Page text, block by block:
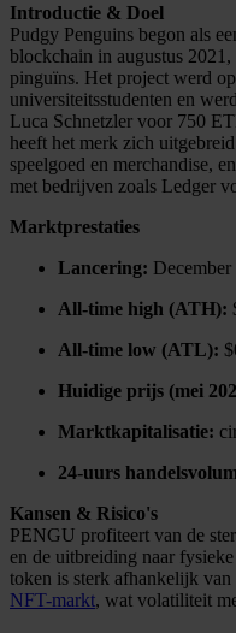
Introductie & Doel
Pudgy Penguins begon als
blockchain in augustus
pinguïns. Het project werd
universiteitsstudenten en
Luca Schnetzler voor 750
heeft het merk zich
speelgoed en merchandise,
met bedrijven zoals Ledger
Marktprestaties
Lancering:
All-time high (ATH):
All-time low (ATL):
Huidige prijs (mei
Marktkapitalisatie:
24-uurs
Kansen & Risico's
PENGU profiteert van de
en de uitbreiding naar
token is sterk afhankelijk
NFT-markt, wat volatiliteit